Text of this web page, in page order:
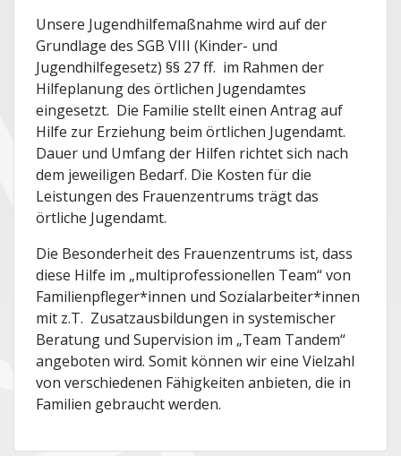
Unsere Jugendhilfemaßnahme wird auf der
Grundlage des SGB VIII (Kinder- und
Jugendhilfegesetz) §§ 27 ff. im Rahmen der
Hilfeplanung des örtlichen Jugendamtes
eingesetzt. Die Familie stellt einen Antrag auf
Hilfe zur Erziehung beim örtlichen Jugendamt.
Dauer und Umfang der Hilfen richtet sich nach
dem jeweiligen Bedarf. Die Kosten für die
Leistungen des Frauenzentrums trägt das
örtliche Jugendamt.
Die Besonderheit des Frauenzentrums ist, dass
diese Hilfe im „multiprofessionellen Team“ von
Familienpfleger*innen und Sozialarbeiter*innen
mit z.T. Zusatzausbildungen in systemischer
Beratung und Supervision im „Team Tandem“
angeboten wird. Somit können wir eine Vielzahl
von verschiedenen Fähigkeiten anbieten, die in
Familien gebraucht werden.